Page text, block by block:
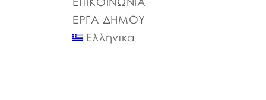
ΕΡΓΑ ΔΗΜΟΥ
Ελληνικα